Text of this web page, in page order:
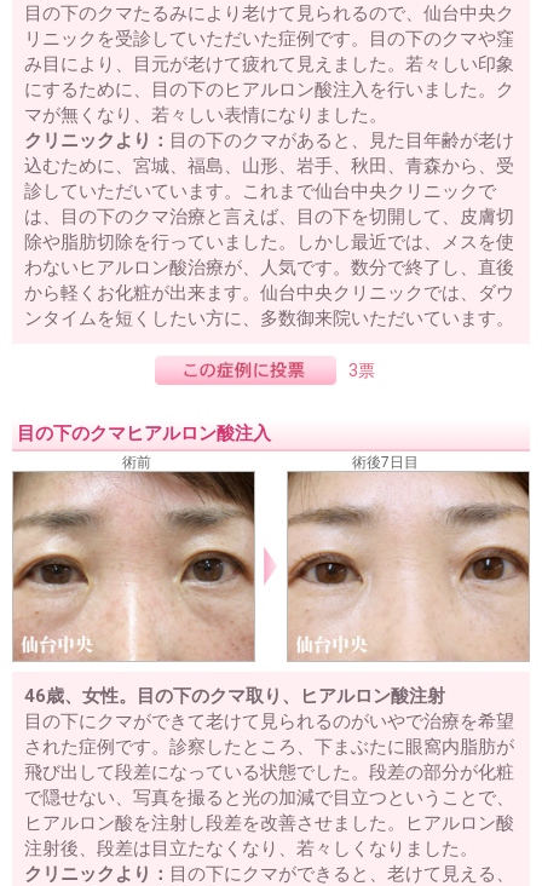
目の下のクマたるみにより老けて見られるので、仙台中央ク
リニックを受診していただいた症例です。目の下のクマや窪
み目により、目元が老けて疲れて見えました。若々しい印象
にするために、目の下のヒアルロン酸注入を行いました。ク
マが無くなり、若々しい表情になりました。
クリニックより： 目の下のクマがあると、見た目年齢が老け
込むために、宮城、福島、山形、岩手、秋田、青森から、受
診していただいています。これまで仙台中央クリニックで
は、目の下のクマ治療と言えば、目の下を切開して、皮膚切
除や脂肪切除を行っていました。しかし最近では、メスを使
わないヒアルロン酸治療が、人気です。数分で終了し、直後
から軽くお化粧が出来ます。仙台中央クリニックでは、ダウ
ンタイムを短くしたい方に、多数御来院いただいています。
3票
目の下のクマヒアルロン酸注入
術前 術後7日目
46歳、女性。目の下のクマ取り、ヒアルロン酸注射
目の下にクマができて老けて見られるのがいやで治療を希望
された症例です。診察したところ、下まぶたに眼窩内脂肪が
飛び出して段差になっている状態でした。段差の部分が化粧
で隠せない、写真を撮ると光の加減で目立つということで、
ヒアルロン酸を注射し段差を改善させました。ヒアルロン酸
注射後、段差は目立たなくなり、若々しくなりました。
クリニックより： 目の下にクマができると、老けて見える、